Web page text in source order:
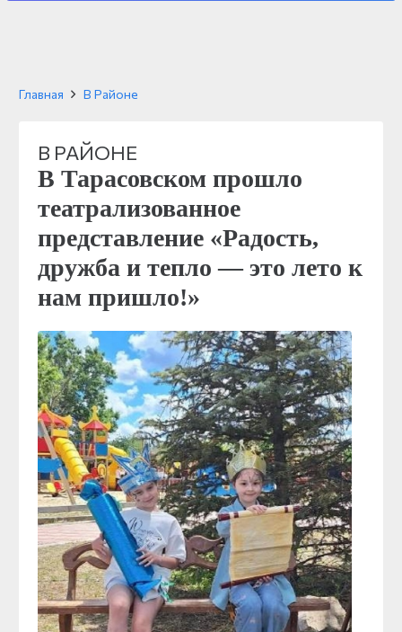
Главная В Районе
В РАЙОНЕ
В Тарасовском прошло
театрализованное
представление «Радость,
дружба и тепло — это лето к
нам пришло!»